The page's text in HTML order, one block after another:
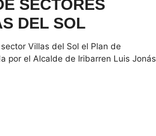
SECTORES
DEL SOL
Villas del Sol el Plan de
por el Alcalde de Iribarren Luis Jonás